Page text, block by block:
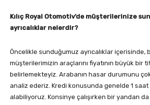
Kılıç Royal Otomotiv’de müşterilerinize
ayrıcalıklar nelerdir?
Öncelikle sunduğumuz ayrıcalıklar içerisinde,
müşterilerimizin araçlarını fiyatının büyük bir
belirlemekteyiz. Arabanın hasar durumunu
analiz ederiz. Kredi konusunda genelde 1
alabiliyoruz. Konsinye çalışırken bir yandan